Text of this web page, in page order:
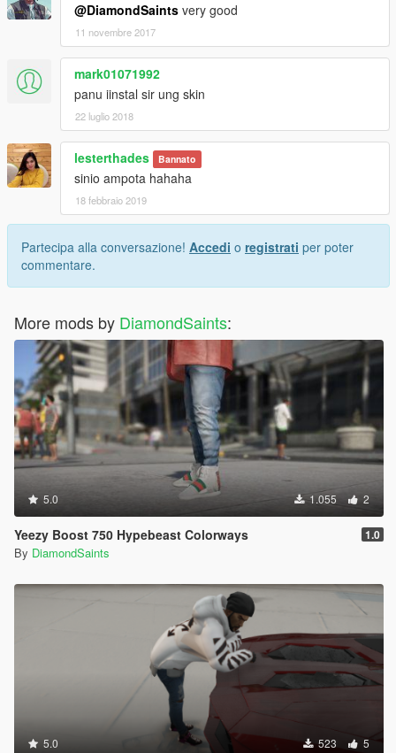
@DiamondSaints very good
11 novembre 2017
mark01071992
panu iinstal sir ung skin
22 luglio 2018
lesterthades Bannato
sinio ampota hahaha
18 febbraio 2019
Partecipa alla conversazione! Accedi o registrati per poter
commentare.
More mods by DiamondSaints:
5.0 1.055 2
Yeezy Boost 750 Hypebeast Colorways 1.0
By DiamondSaints
5.0 523 5